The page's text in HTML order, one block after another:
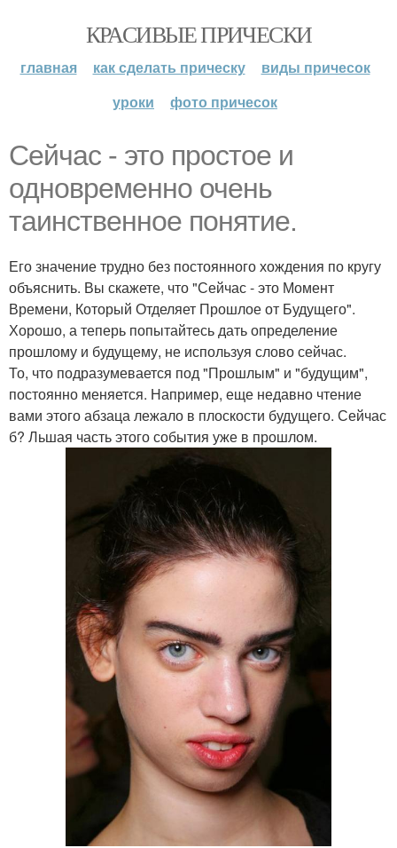
КРАСИВЫЕ ПРИЧЕСКИ
главная как сделать прическу
виды причесок
уроки
фото причесок
Сейчас - это простое и
одновременно очень
таинственное понятие.
Его значение трудно без постоянного хождения по кругу
объяснить. Вы скажете, что "Сейчас - это Момент
Времени, Который Отделяет Прошлое от Будущего".
Хорошо, а теперь попытайтесь дать определение
прошлому и будущему, не используя слово сейчас.
То, что подразумевается под "Прошлым" и "будущим",
постоянно меняется. Например, еще недавно чтение
вами этого абзаца лежало в плоскости будущего. Сейчас
б? Льшая часть этого события уже в прошлом.